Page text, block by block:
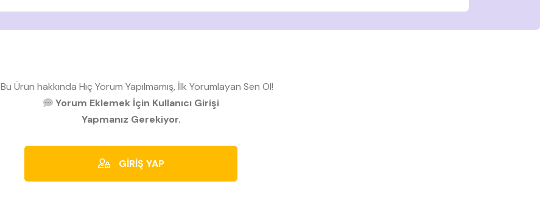
Bu Ürün hakkında Hiç Yorum Yapılmamış, İlk Yorumlayan Sen Ol!
Yorum Eklemek İçin Kullanıcı Girişi
Yapmanız Gerekiyor.
GİRİŞ YAP